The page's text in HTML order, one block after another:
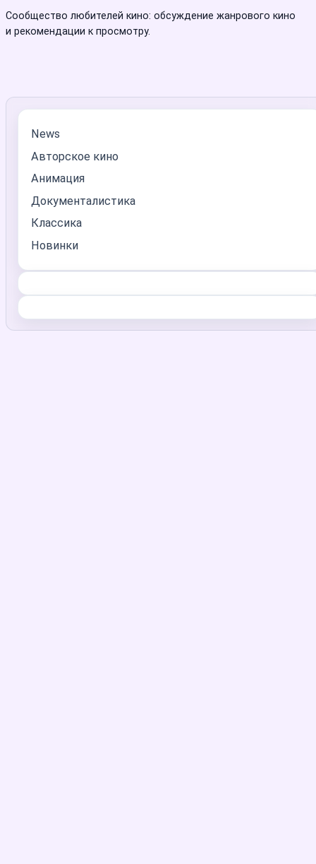
Сообщество любителей кино: обсуждение жанрового кино
и рекомендации к просмотру.
News
Авторское кино
Анимация
Документалистика
Классика
Новинки